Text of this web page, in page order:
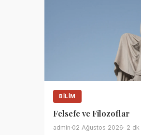
BILIM
Felsefe ve Filozoflar
admin·02 Ağustos 2026· 2